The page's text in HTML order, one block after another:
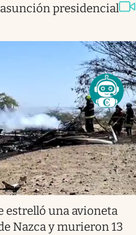
presidencial
estrelló una avioneta
Nazca y murieron 13